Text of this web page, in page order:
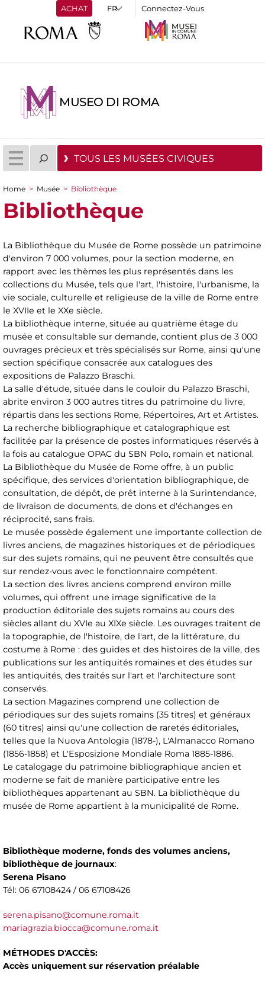
ACHAT Connectez-Vous
MUSEO DI ROMA
TOUS LES MUSÉES CIVIQUES
You are here
Home > Musée > Bibliothèque
Bibliothèque
La Bibliothèque du Musée de Rome possède un patrimoine
d'environ 7 000 volumes, pour la section moderne, en
rapport avec les thèmes les plus représentés dans les
collections du Musée, tels que l'art, l'histoire, l'urbanisme, la
vie sociale, culturelle et religieuse de la ville de Rome entre
le XVIIe et le XXe siècle.
La bibliothèque interne, située au quatrième étage du
musée et consultable sur demande, contient plus de 3 000
ouvrages précieux et très spécialisés sur Rome, ainsi qu'une
section spécifique consacrée aux catalogues des
expositions de Palazzo Braschi.
La salle d'étude, située dans le couloir du Palazzo Braschi,
abrite environ 3 000 autres titres du patrimoine du livre,
répartis dans les sections Rome, Répertoires, Art et Artistes.
La recherche bibliographique et catalographique est
facilitée par la présence de postes informatiques réservés à
la fois au catalogue OPAC du SBN Polo, romain et national.
La Bibliothèque du Musée de Rome offre, à un public
spécifique, des services d'orientation bibliographique, de
consultation, de dépôt, de prêt interne à la Surintendance,
de livraison de documents, de dons et d'échanges en
réciprocité, sans frais.
Le musée possède également une importante collection de
livres anciens, de magazines historiques et de périodiques
sur des sujets romains, qui ne peuvent être consultés que
sur rendez-vous avec le fonctionnaire compétent.
La section des livres anciens comprend environ mille
volumes, qui offrent une image significative de la
production éditoriale des sujets romains au cours des
siècles allant du XVIe au XIXe siècle. Les ouvrages traitent de
la topographie, de l'histoire, de l'art, de la littérature, du
costume à Rome : des guides et des histoires de la ville, des
publications sur les antiquités romaines et des études sur
les antiquités, des traités sur l'art et l'architecture sont
conservés.
La section Magazines comprend une collection de
périodiques sur des sujets romains (35 titres) et généraux
(60 titres) ainsi qu'une collection de raretés éditoriales,
telles que la Nuova Antologia (1878-), L'Almanacco Romano
(1856-1858) et L'Esposizione Mondiale Roma 1885-1886.
Le catalogage du patrimoine bibliographique ancien et
moderne se fait de manière participative entre les
bibliothèques appartenant au SBN. La bibliothèque du
musée de Rome appartient à la municipalité de Rome.
Bibliothèque moderne, fonds des volumes anciens,
bibliothèque de journaux:
Serena Pisano
Tél: 06 67108424 / 06 67108426
serena.pisano@comune.roma.it
mariagrazia.biocca@comune.roma.it
MÉTHODES D'ACCÈS:
Accès uniquement sur réservation préalable